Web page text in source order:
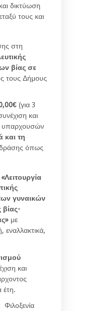
δικτύωση
τους και
στη
βίας σε
τους Δήμους
(για 3
και
υπαρχουσών
και τη
δράσης όπως
«Λειτουργία
γυναικών
βίας-
με
εναλλακτικά,
και
έτη.